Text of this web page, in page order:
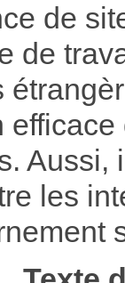
de
de
Aussi,
les